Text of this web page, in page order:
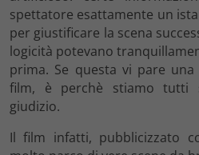
spettatore esattamente un
per giustificare la scena
logicità potevano
prima. Se questa vi pare
film, è perchè stiamo tutti
giudizio.
Il film infatti, pubblicizzato